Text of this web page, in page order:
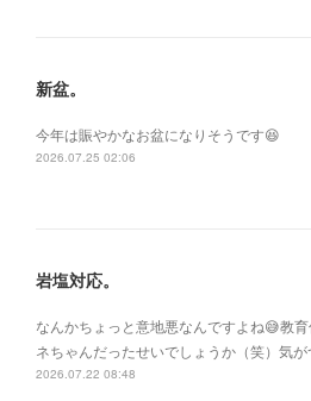
新盆。
今年は賑やかなお盆になりそうです😆
2026.07.25 02:06
岩塩対応。
なんかちょっと意地悪なんですよね😅教
ネちゃんだったせいでしょうか（笑）気が
2026.07.22 08:48